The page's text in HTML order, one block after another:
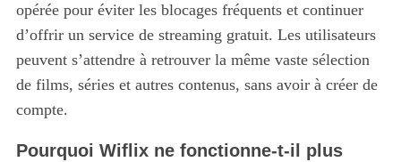
opérée pour éviter les blocages fréquents et continuer
d’offrir un service de streaming gratuit. Les utilisateurs
peuvent s’attendre à retrouver la même vaste sélection
de films, séries et autres contenus, sans avoir à créer de
compte.
Pourquoi Wiflix ne fonctionne-t-il plus